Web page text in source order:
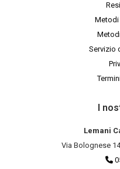
Metodi
Servizio
I
Lemani
Via Bolognese